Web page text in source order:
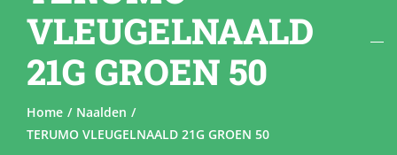
Diensten
VLEUGELNAALD
21G GROEN 50
Home
Naalden
TERUMO VLEUGELNAALD 21G GROEN 50